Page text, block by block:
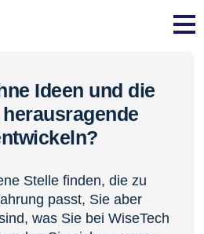
Ideen und die
herausragende
Stelle finden, die zu
passt, Sie aber
was Sie bei WiseTech